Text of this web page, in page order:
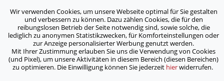
ASB Bonn/Rhein-Sieg/Eifel e.V.
bewegt Menschen
Archiv
Home / Archiv
Wir verwenden Cookies, um unsere Webseite optimal für Sie gestalten
und verbessern zu können. Dazu zählen Cookies, die für den
reibungslosen Betrieb der Seite notwendig sind, sowie solche, die
lediglich zu anonymen Statistikzwecken, für Komforteinstellungen oder
zur Anzeige personalisierter Werbung genutzt werden.
Mit Ihrer Zustimmung erlauben Sie uns die Verwendung von Cookies
(und Pixel), um unsere Aktivitäten in diesem Bereich (diesen Bereichen)
zu optimieren. Die Einwilligung können Sie jederzeit hierwiderrufen.